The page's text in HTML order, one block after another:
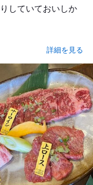
していておいしか
詳細を見る